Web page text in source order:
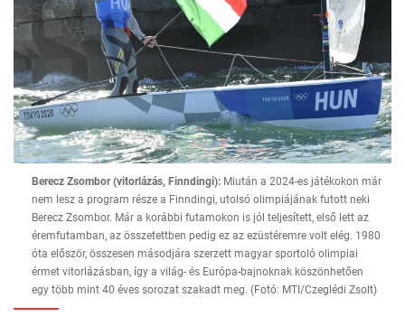
Berecz Zsombor (vitorlázás, Finndingi): Miután a 2024-es játékokon már
nem lesz a program része a Finndingi, utolsó olimpiájának futott neki
Berecz Zsombor. Már a korábbi futamokon is jól teljesített, első lett az
éremfutamban, az összetettben pedig ez az ezüstéremre volt elég. 1980
óta először, összesen másodjára szerzett magyar sportoló olimpiai
érmet vitorlázásban, így a világ- és Európa-bajnoknak köszönhetően
egy több mint 40 éves sorozat szakadt meg. (Fotó: MTI/Czeglédi Zsolt)